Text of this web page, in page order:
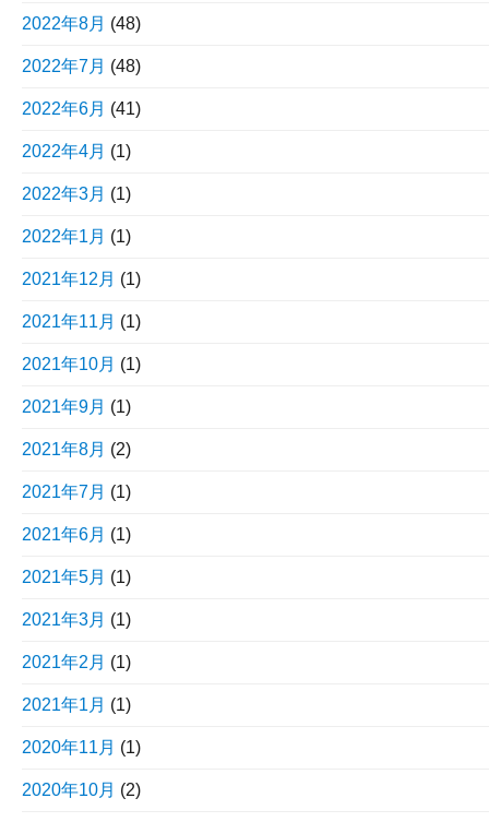
2022年8月 (48)
2022年7月 (48)
2022年6月 (41)
2022年4月 (1)
2022年3月 (1)
2022年1月 (1)
2021年12月 (1)
2021年11月 (1)
2021年10月 (1)
2021年9月 (1)
2021年8月 (2)
2021年7月 (1)
2021年6月 (1)
2021年5月 (1)
2021年3月 (1)
2021年2月 (1)
2021年1月 (1)
2020年11月 (1)
2020年10月 (2)